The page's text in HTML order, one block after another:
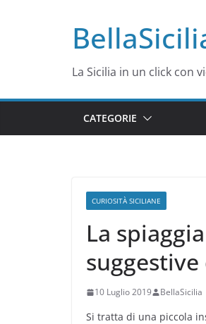
La Sicilia in un click con
CATEGORIE
CURIOSITÀ SICILIANE
La
10 Luglio 2019 BellaSicilia
Si tratta di una piccola